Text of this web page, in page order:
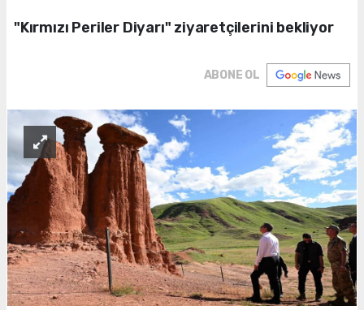
"Kırmızı Periler Diyarı" ziyaretçilerini bekliyor
ABONE OL